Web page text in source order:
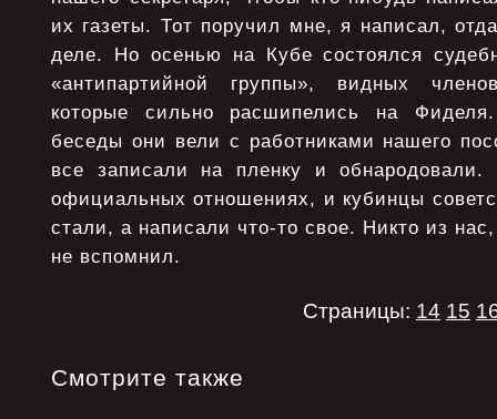
их газеты. Тот поручил мне, я написал,
деле. Но осенью на Кубе состоялся
«антипартийной группы», видных
которые сильно расшипелись на
беседы они вели с работниками нашего
все записали на пленку и обнародовали.
официальных отношениях, и кубинцы
стали, а написали что-то свое. Никто из
не вспомнил.
Страницы: 14 15
Смотрите также